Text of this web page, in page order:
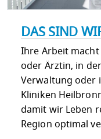
DAS SIND
Ihre Arbeit
oder Ärztin, in
Verwaltung oder
Kliniken
damit wir Leben
Region optimal